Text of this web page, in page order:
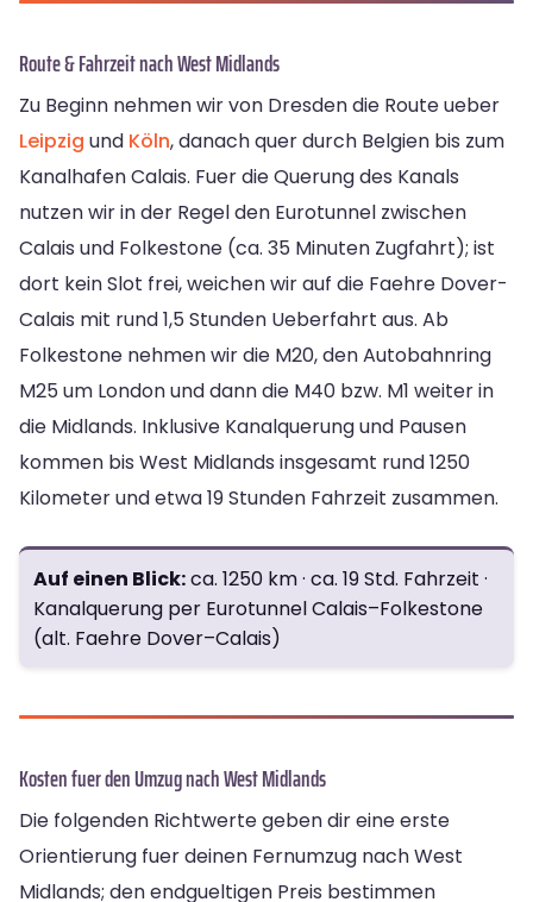
Route & Fahrzeit nach West Midlands
Zu Beginn nehmen wir von Dresden die Route ueber
Leipzig und Köln, danach quer durch Belgien bis zum
Kanalhafen Calais. Fuer die Querung des Kanals
nutzen wir in der Regel den Eurotunnel zwischen
Calais und Folkestone (ca. 35 Minuten Zugfahrt); ist
dort kein Slot frei, weichen wir auf die Faehre Dover-
Calais mit rund 1,5 Stunden Ueberfahrt aus. Ab
Folkestone nehmen wir die M20, den Autobahnring
M25 um London und dann die M40 bzw. M1 weiter in
die Midlands. Inklusive Kanalquerung und Pausen
kommen bis West Midlands insgesamt rund 1250
Kilometer und etwa 19 Stunden Fahrzeit zusammen.
Auf einen Blick:ca. 1250 km · ca. 19 Std. Fahrzeit ·
Kanalquerung per Eurotunnel Calais–Folkestone
(alt. Faehre Dover–Calais)
Kosten fuer den Umzug nach West Midlands
Die folgenden Richtwerte geben dir eine erste
Orientierung fuer deinen Fernumzug nach West
Midlands; den endgueltigen Preis bestimmen